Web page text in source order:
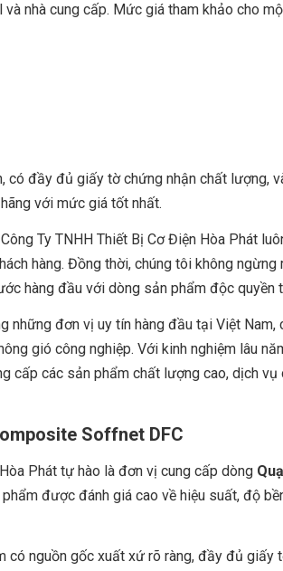
nhà cung cấp. Mức giá tham khảo cho
có đầy đủ giấy tờ chứng nhận chất lượng,
với mức giá tốt nhất.
Ty TNHH Thiết Bị Cơ Điện Hòa Phát
hàng. Đồng thời, chúng tôi không
hàng đầu với dòng sản phẩm độc quyền
những đơn vị uy tín hàng đầu tại Việt Nam,
gió công nghiệp. Với kinh nghiệm lâu
cấp các sản phẩm chất lượng cao, dịch vụ
Soffnet DFC
Phát tự hào là đơn vị cung cấp dòng
được đánh giá cao về hiệu suất, độ
có nguồn gốc xuất xứ rõ ràng, đầy đủ giấy